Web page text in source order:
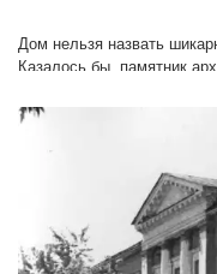
Подольского
Старый дом на
коммерческую. Ее
киевских
Ханенко и других.
здание пришлось
В революционные
комендатура, а
По улице
Дом нельзя назвать
Казалось бы, памятник
показывать помещения,
членов Дворянского
семьи, и каждому
XIX веке получали
Сегодня на здании видны
строили из кирпича, при